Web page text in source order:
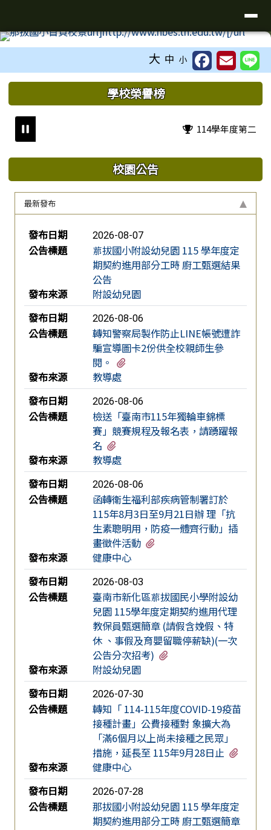
大 中 小
上中區域內容 學校榮譽榜
114學年度第二學期
校園公告
最新發布
新聞列表
發布日期 2026-08-07
公告標題
𦰡拔國小附設幼兒園 115 學年度定
期契約進用部分工時 廚工甄選結果
公告
發布來源
附設幼兒園
發布日期
2026-08-06
公告標題
轉知警察局製作防止LINE帳號遭詐
騙宣導圖卡2份供全校親師生參
閱。
發布來源
教導處
發布日期
2026-08-06
公告標題
檢送「臺南市115年獨輪車錦標
賽」競賽規程及報名表，請踴躍報
名
發布來源
教導處
發布日期
2026-08-06
公告標題
函轉衛生福利部疾病管制署訂於
115年8月3日至9月21日辦 理「抗
生素聰明用，防疫一體齊行動」插
畫徵件活動
發布來源
健康中心
發布日期
2026-08-03
公告標題
臺南市新化區𦰡拔國民小學附設幼
兒園 115學年度定期契約進用代理
教保員甄選簡章 (請假含娩假、特
休 、事假及育嬰留職停薪缺)(一次
公告分次招考)
發布來源
附設幼兒園
發布日期
2026-07-30
公告標題
轉知「 114-115年度COVID-19疫苗
接種計畫」公費接種對 象擴大為
「滿6個月以上尚未接種之民眾」
措施，延長至 115年9月28日止
發布來源
健康中心
發布日期
2026-07-28
公告標題
那拔國小附設幼兒園 115 學年度定
期契約進用部分工時 廚工甄選簡章
頁尾區域